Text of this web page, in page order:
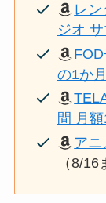
レ
ジオ
の1か
間 月
アニ
（8/16